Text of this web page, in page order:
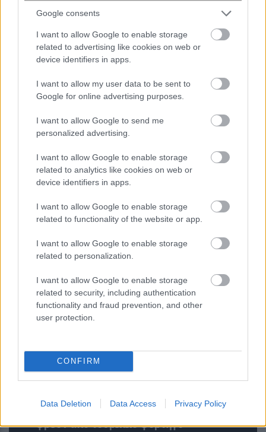
Google consents
I want to allow Google to enable storage
related to advertising like cookies on web or
device identifiers in apps.
I want to allow my user data to be sent to
Google for online advertising purposes.
I want to allow Google to send me
personalized advertising.
I want to allow Google to enable storage
related to analytics like cookies on web or
device identifiers in apps.
I want to allow Google to enable storage
related to functionality of the website or app.
I want to allow Google to enable storage
related to personalization.
I want to allow Google to enable storage
related to security, including authentication
functionality and fraud prevention, and other
user protection.
CONFIRM
Data Deletion Data Access Privacy Policy
Πληθωρισμός: Πού μειώθηκαν και πού
αυξήθηκαν οι τιμές τον Ιούλιο σε
7 ώρες πριν
Οργανωμένες παραλίες: Έως και 122
ευρώ μπορεί να κοστίσει μία
ENIKOS NETWORK
Κήποι: Κατασχέθηκαν δέκα τόνοι
φρέον από τουρκικό φορτηγό